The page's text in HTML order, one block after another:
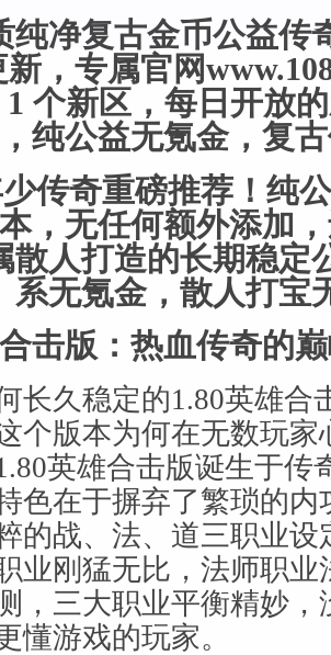
纯净复古金币公益传
新，专属官网
1 个新区，每日开放
纯公益无氪金，复
传奇重磅推荐！纯
，无任何额外添加
散人打造的长期稳定
系无氪金，散人打宝
击版：热血传奇的
长久稳定的1.80英雄合
个版本为何在无数玩
英雄合击版诞生于传
色在于摒弃了繁琐的内
的战、法、道三职业设
业刚猛无比，法师职业
，三大职业平衡精妙，
懂游戏的玩家。